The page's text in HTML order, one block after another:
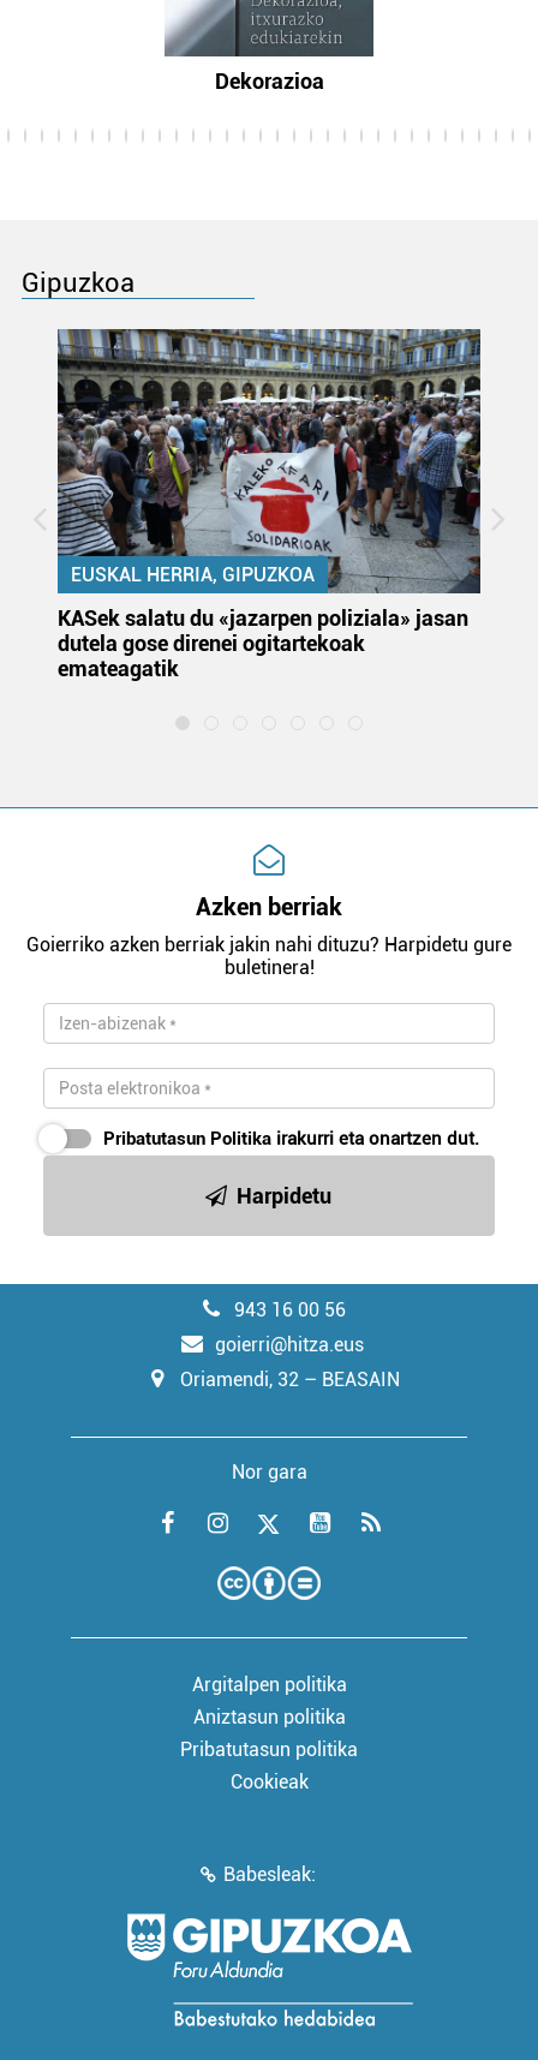
Dekorazioa
Gipuzkoa
EUSKAL HERRIA, GIPUZKOA
KASek salatu du «jazarpen poliziala» jasan
dutela gose direnei ogitartekoak
emateagatik
Azken berriak
Goierriko azken berriak jakin nahi dituzu? Harpidetu gure
buletinera!
Pribatutasun Politika irakurri eta onartzen dut.
Harpidetu
943 16 00 56
goierri@hitza.eus
Oriamendi, 32 – BEASAIN
Nor gara
Argitalpen politika
Aniztasun politika
Pribatutasun politika
Cookieak
Babesleak: